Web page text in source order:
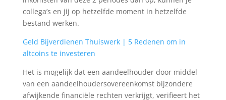
collega’s en jij op hetzelfde moment in hetzelfde
bestand werken.
Geld Bijverdienen Thuiswerk | 5 Redenen om in
altcoins te investeren
Het is mogelijk dat een aandeelhouder door middel
van een aandeelhoudersovereenkomst bijzondere
afwijkende financiële rechten verkrijgt, verifieert het